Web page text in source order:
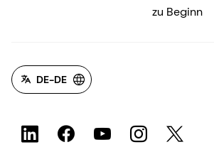
zu Beginn
DE-DE